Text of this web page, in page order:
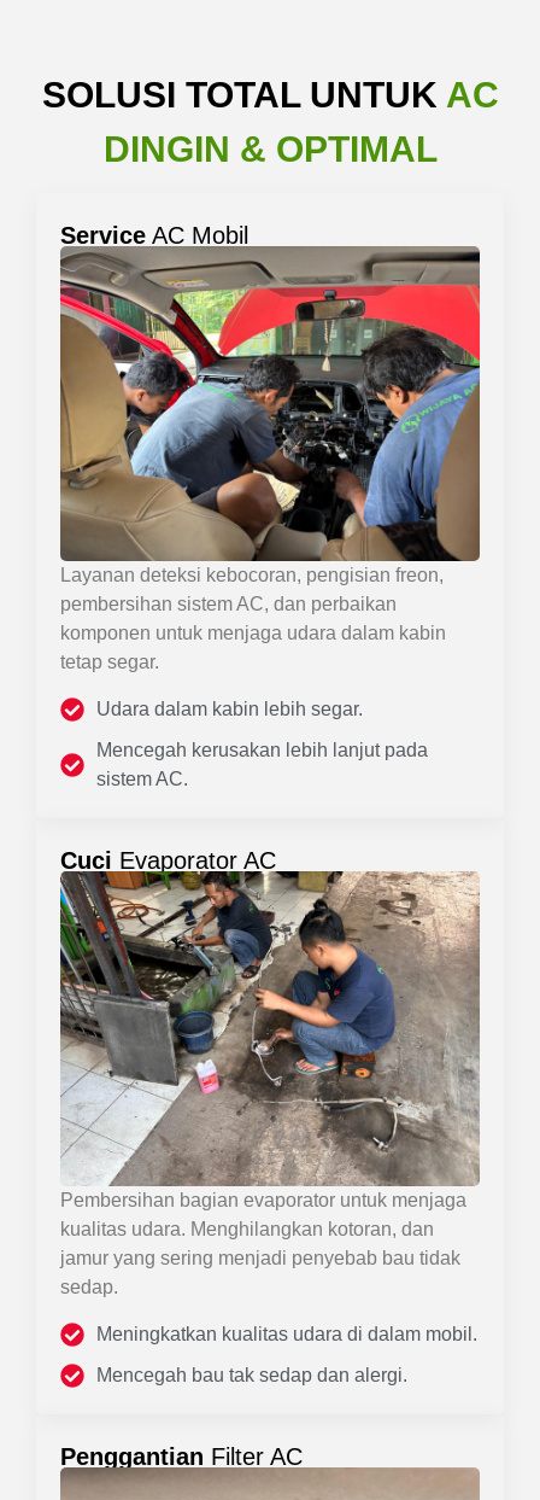
SOLUSI TOTAL UNTUK AC
DINGIN & OPTIMAL
Service AC Mobil
Layanan deteksi kebocoran, pengisian freon,
pembersihan sistem AC, dan perbaikan
komponen untuk menjaga udara dalam kabin
tetap segar.
Udara dalam kabin lebih segar.
Mencegah kerusakan lebih lanjut pada
sistem AC.
Cuci Evaporator AC
Pembersihan bagian evaporator untuk menjaga
kualitas udara. Menghilangkan kotoran, dan
jamur yang sering menjadi penyebab bau tidak
sedap.
Meningkatkan kualitas udara di dalam mobil.
Mencegah bau tak sedap dan alergi.
Penggantian Filter AC